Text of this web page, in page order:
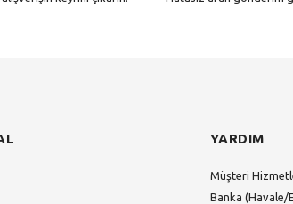
YARDIM
Müşteri
Banka (Havale/